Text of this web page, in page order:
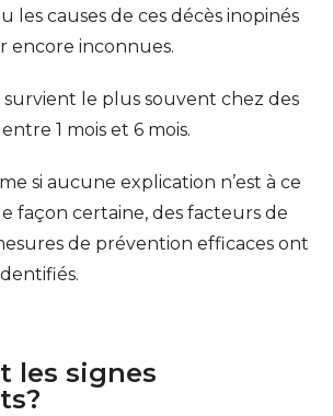
les causes de ces décès inopinés
encore inconnues.
le plus souvent chez des
1 mois et 6 mois.
si aucune explication n’est à ce
façon certaine, des facteurs de
de prévention efficaces ont
les signes